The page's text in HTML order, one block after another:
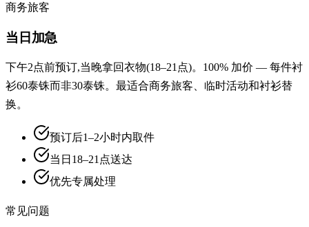
商务旅客
当日加急
下午2点前预订,当晚拿回衣物(18–21点)。100% 加价 — 每件衬
衫60泰铢而非30泰铢。最适合商务旅客、临时活动和衬衫替
换。
预订后1–2小时内取件
当日18–21点送达
优先专属处理
常见问题